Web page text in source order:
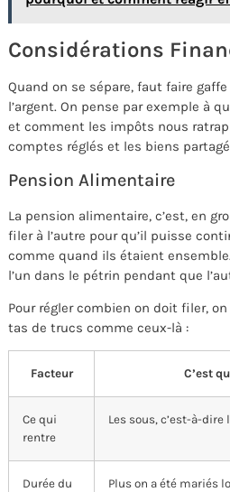
Considérations
Quand on se sépare, faut faire
l’argent. On pense par exemple à
et comment les impôts nous
comptes réglés et les biens
Pension Alimentaire
La pension alimentaire, c’est, en
filer à l’autre pour qu’il puisse
comme quand ils étaient
l’un dans le pétrin pendant que
Pour régler combien on doit filer,
tas de trucs comme ceux-là :
Facteur C’est
Ce qui
rentre
Les sous, c’est-à-
Durée du
Plus on a été mariés